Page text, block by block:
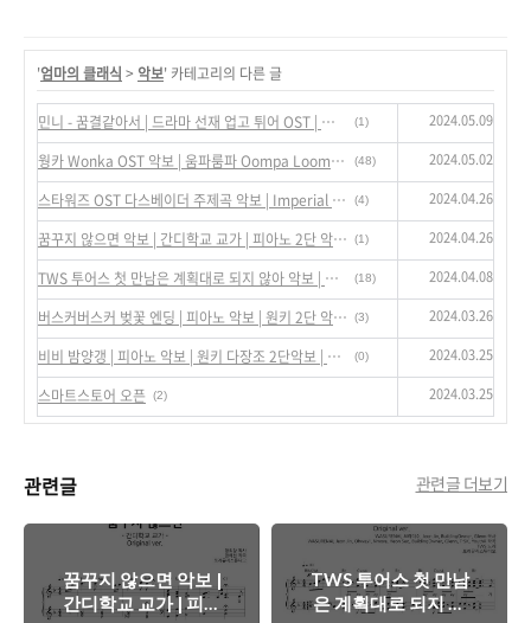
'엄마의 클래식 > 악보' 카테고리의 다른 글
민니 - 꿈결같아서 | 드라마 선재 업고 튀어 OST | 피아노 악보 단계별 (1) 2024.05.09
웡카 Wonka OST 악보 | 움파룸파 Oompa Loompa 악보 | 피아노 2단 악보 | 단계별 쉬운 악보 | 포핸즈 피아노 듀엣 듀오 (48) 2024.05.02
스타워즈 OST 다스베이더 주제곡 악보 | Imperial March - Darth Vader's Theme | 피아노 2단 악보 | 단계별 쉬운 악보 | 포핸즈 피아노 듀엣 듀오 (4) 2024.04.26
꿈꾸지 않으면 악보 | 간디학교 교가 | 피아노 2단 악보 | 원키 F Major 바장조 | 쉬운 버전 다장조 악보 (1) 2024.04.26
TWS 투어스 첫 만남은 계획대로 되지 않아 악보 | 피아노 악보 2단 악보 단계별 악보 | 원키 바장조 F Major | 쉬운 악보 다장조 | 멜로디 코드 1단 악보 (18) 2024.04.08
버스커버스커 벚꽃 엔딩 | 피아노 악보 | 원키 2단 악보 다장조 쉬운 악보 | 포핸즈 4 hands 피아노 듀엣 듀오 악보 | 멜로디 코드 (3) 2024.03.26
비비 밤양갱 | 피아노 악보 | 원키 다장조 2단악보 | 4 hands 포핸즈 듀엣 듀오 악보 | 쉬운 악보 (0) 2024.03.25
스마트스토어 오픈 (2) 2024.03.25
관련글 관련글 더보기
꿈꾸지 않으면 악보 |
간디학교 교가 | 피아
TWS 투어스 첫 만남
은 계획대로 되지 않